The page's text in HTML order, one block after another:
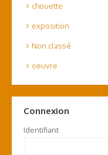
chouette
exposition
Non classé
oeuvre
Connexion
Identifiant